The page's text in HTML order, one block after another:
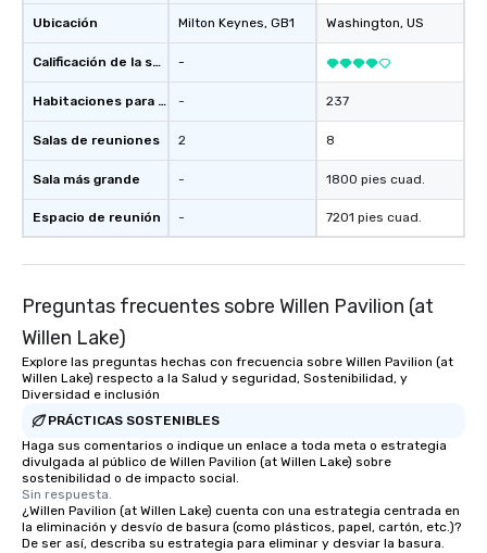
and spark real
reinforce your
seamlessly blended
Planning a trade
a lasting impression
interactive
showcase your brand. *** More Than
Magic—We Motivate and
team-building
wonder among
style—our workshops
with actionable
you're looking to
team, celebrate
Ubicación
Calificación de la sede
Habitaciones para huéspedes
Salas de reuniones
Sala más grande
Espacio de reunión
Milton Keynes, GB1
-
-
2
-
-
Washington, US
237
8
1800 pies cuad.
7201 pies cuad.
Preguntas frecuentes sobre Willen Pavilion (at
Willen Lake)
Explore las preguntas hechas con frecuencia sobre Willen Pavilion (at
Willen Lake) respecto a la Salud y seguridad, Sostenibilidad, y
Diversidad e inclusión
PRÁCTICAS SOSTENIBLES
Haga sus comentarios o indique un enlace a toda meta o estrategia
divulgada al público de Willen Pavilion (at Willen Lake) sobre
sostenibilidad o de impacto social.
Sin respuesta.
¿Willen Pavilion (at Willen Lake) cuenta con una estrategia centrada en
la eliminación y desvío de basura (como plásticos, papel, cartón, etc.)?
De ser así, describa su estrategia para eliminar y desviar la basura.